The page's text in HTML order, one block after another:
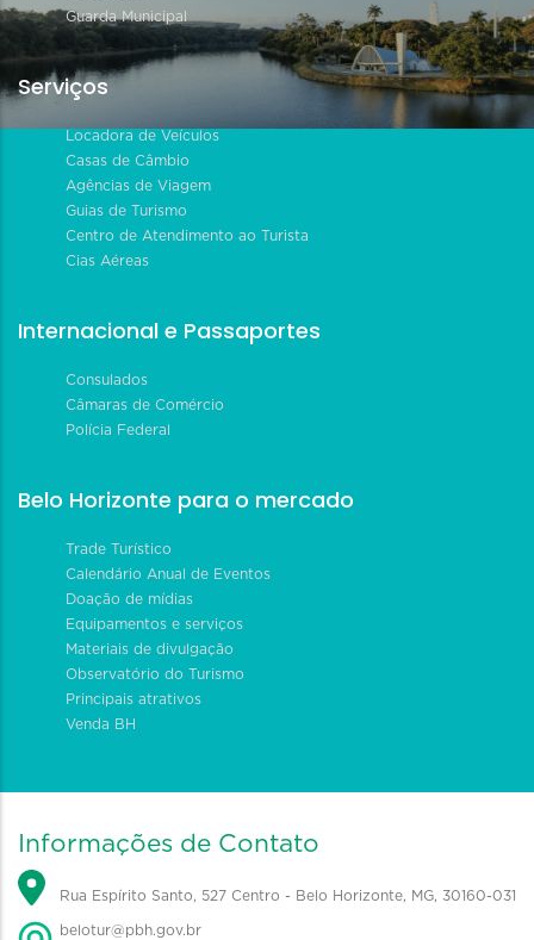
Guarda Municipal
Serviços
Locadora de Veículos
Casas de Câmbio
Agências de Viagem
Guias de Turismo
Centro de Atendimento ao Turista
Cias Aéreas
Internacional e Passaportes
Consulados
Câmaras de Comércio
Polícia Federal
Belo Horizonte para o mercado
Trade Turístico
Calendário Anual de Eventos
Doação de mídias
Equipamentos e serviços
Materiais de divulgação
Observatório do Turismo
Principais atrativos
Venda BH
Informações de Contato
Rua Espírito Santo, 527 Centro - Belo Horizonte, MG, 30160-031
belotur@pbh.gov.br